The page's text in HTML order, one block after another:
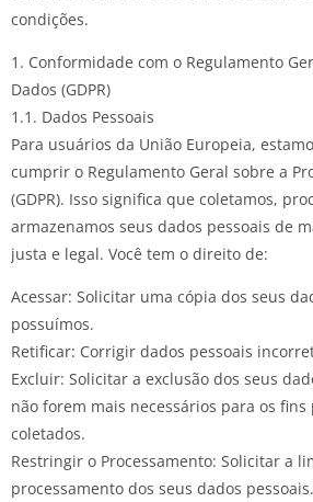
condições.
1. Conformidade com o Regulamento
Dados (GDPR)
1.1. Dados Pessoais
Para usuários da União Europeia,
cumprir o Regulamento Geral sobre a
(GDPR). Isso significa que coletamos,
armazenamos seus dados pessoais de
justa e legal. Você tem o direito de:
Acessar: Solicitar uma cópia dos seus
possuímos.
Retificar: Corrigir dados pessoais
Excluir: Solicitar a exclusão dos seus
não forem mais necessários para os
coletados.
Restringir o Processamento: Solicitar a
processamento dos seus dados pessoais.